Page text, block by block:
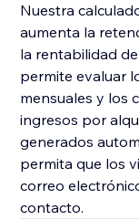
Nuestra
aumenta la
la rentabilidad
permite evaluar
mensuales y los
ingresos por
generados
permita que los
correo